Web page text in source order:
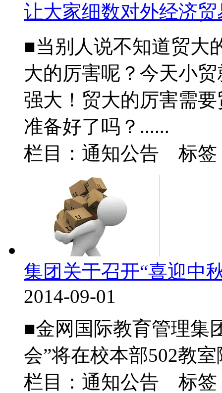
让大家细数对外经济
■当别人说不知道贸大
大的厉害呢？今天小
强大！贸大的厉害需
准备好了吗？......
栏目：通知公告 标
集团关于召开“喜迎中
2014-09-01
■金网国际教育管理集
会”将在校本部502教
栏目：通知公告 标签